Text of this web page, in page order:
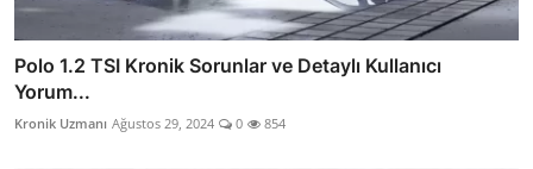
Polo 1.2 TSI Kronik Sorunlar ve Detaylı Kullanıcı
Yorum...
Kronik Uzmanı Ağustos 29, 2024 0 854